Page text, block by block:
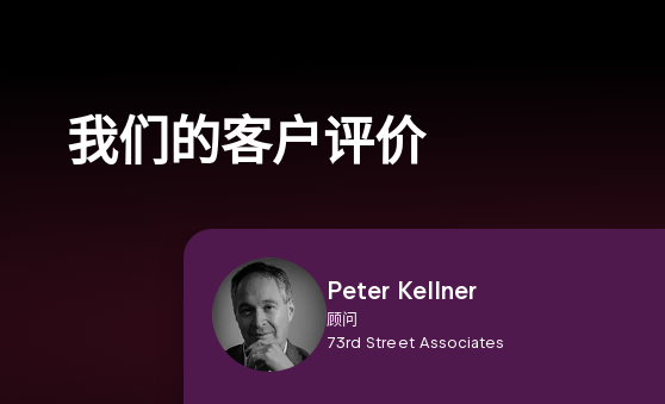
我们的客户评价
Peter Kellner
顾问
73rd Street Associates